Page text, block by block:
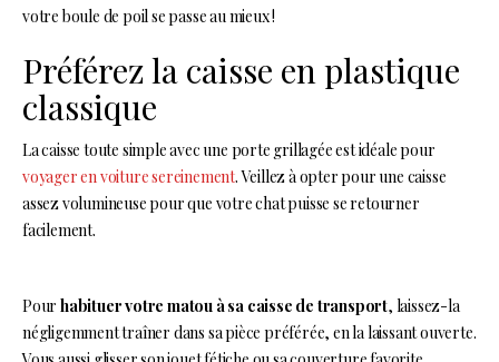
votre boule de poil se passe au mieux !
Préférez la caisse en plastique
classique
La caisse toute simple avec une porte grillagée est idéale pour
voyager en voiture sereinement. Veillez à opter pour une caisse
assez volumineuse pour que votre chat puisse se retourner
facilement.
Pour habituer votre matou à sa caisse de transport, laissez-la
négligemment traîner dans sa pièce préférée, en la laissant ouverte.